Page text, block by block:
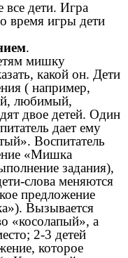
все дети. Игра
время игры дети
.
мишку
какой он. Дети
( например,
любимый,
двое детей. Один
дает ему
Воспитатель
«Мишка
задания),
слова меняются
предложение
Вызывается
«косолапый», а
2-3 детей
которое